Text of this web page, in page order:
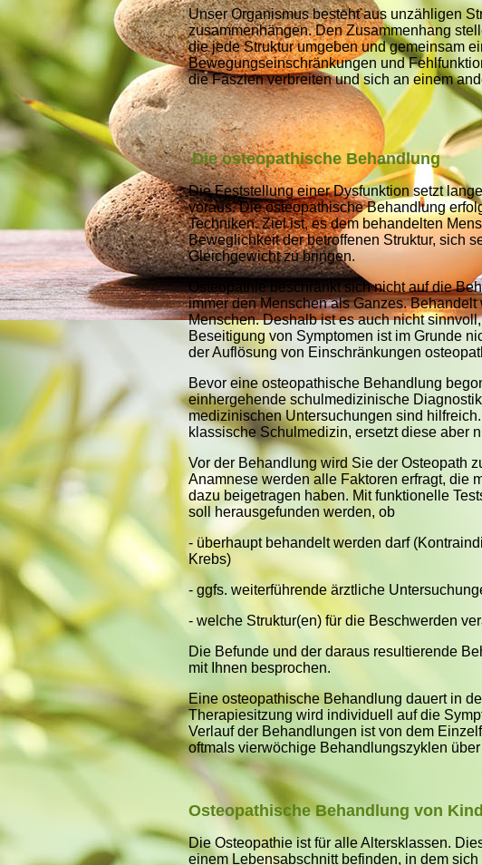
Unser Organismus besteht aus unzähligen
zusammenhängen. Den Zusammenhang
die jede Struktur umgeben und gemeinsam
Bewegungseinschränkungen und
die Faszien verbreiten und sich an einem
Die osteopathische Behandlung
Die Feststellung einer Dysfunktion setzt
voraus. Die osteopathische Behandlung
Techniken. Ziel ist, es dem behandelten
Beweglichkeit der betroffenen Struktur, sich
Gleichgewicht zu bringen.
Osteopathie beschränkt sich nicht auf die
immer den Menschen als Ganzes.
Menschen. Deshalb ist es auch nicht
Beseitigung von Symptomen ist im Grunde
der Auflösung von Einschränkungen
Bevor eine osteopathische Behandlung
einhergehende schulmedizinische
medizinischen Untersuchungen sind
klassische Schulmedizin, ersetzt diese
Vor der Behandlung wird Sie der Osteopath
Anamnese werden alle Faktoren erfragt, die
dazu beigetragen haben. Mit funktionelle
soll herausgefunden werden, ob
- überhaupt behandelt werden darf
Krebs)
- ggfs. weiterführende ärztliche
- welche Struktur(en) für die Beschwerden
Die Befunde und der daraus resultierende
mit Ihnen besprochen.
Eine osteopathische Behandlung dauert in
Therapiesitzung wird individuell auf die
Verlauf der Behandlungen ist von dem
oftmals vierwöchige Behandlungszyklen
Osteopathische Behandlung von
Die Osteopathie ist für alle Altersklassen.
einem Lebensabschnitt befinden, in dem